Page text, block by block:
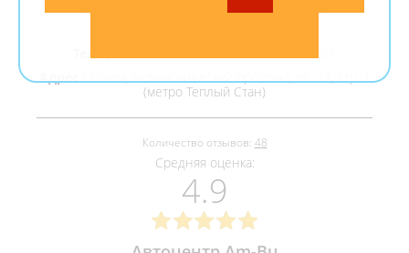
АдресМосква, Новоясеневский проспект, вл. 3А, стр. 1
(метро Теплый Стан)
Количество отзывов: 48
Средняя оценка:
4.9